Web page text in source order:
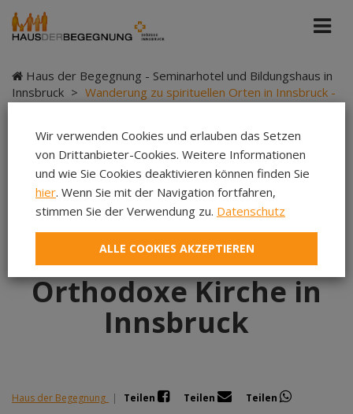
Haus der Begegnung - Seminarhotel und Bildungshaus in
Innsbruck > Wanderung zu spirituellen Orten in Innsbruck -
Wanderung zu
spirituellen Orten in
Innsbruck - Serbisch-
Orthodoxe Kirche in
Innsbruck
Haus der Begegnung | Teilen Teilen Teilen
Wir verwenden Cookies und erlauben das Setzen
von Drittanbieter-Cookies. Weitere Informationen
und wie Sie Cookies deaktivieren können finden Sie
hier. Wenn Sie mit der Navigation fortfahren,
stimmen Sie der Verwendung zu. Datenschutz
ALLE COOKIES AKZEPTIEREN